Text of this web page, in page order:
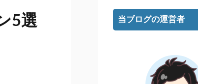
5選
当ブログの運営者